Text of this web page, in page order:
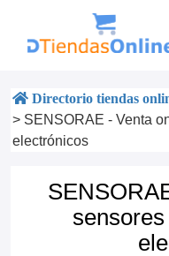
Directorio tiendas
> SENSORAE - Venta
electrónicos